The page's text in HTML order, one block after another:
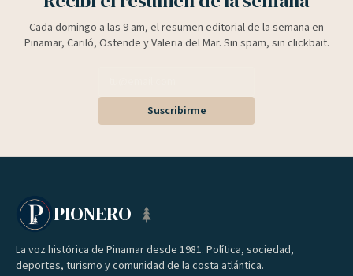
Cada domingo a las 9 am, el resumen editorial de la semana en
Pinamar, Cariló, Ostende y Valeria del Mar. Sin spam, sin clickbait.
Suscribirme
PIONERO
La voz histórica de Pinamar desde 1981. Política, sociedad,
deportes, turismo y comunidad de la costa atlántica.